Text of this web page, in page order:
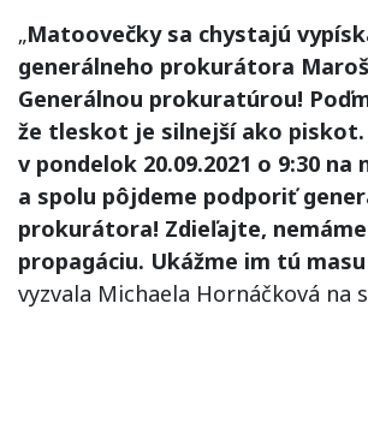
„Matoovečky sa chystajú
generálneho prokurátora
Generálnou prokuratúrou!
že tleskot je silnejší ako
v pondelok 20.09.2021 o 9:30 na
a spolu pôjdeme podporiť
prokurátora! Zdieľajte, nemáme
propagáciu. Ukážme im tú
vyzvala Michaela Hornáčková na